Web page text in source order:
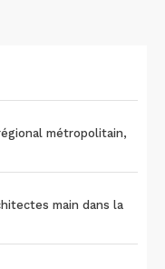
métropolitain,
main dans la